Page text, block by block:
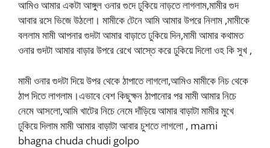
আমিও আমার একটা আঙ্গুল ওনার গুদে ঢুকিয়ে নাড়তে লাগলাম,মামীর গুদ
আবার রসে ভিজে উঠলো। মামীকে টেনে আমি আমার উপরে নিলাম ,মামীকে
বললাম মামী আপনার গুদটা আমার বাড়াতে ঢুকিয়ে দিন,মামী আমার কথামত
ওনার গুদটা আমার বাড়ার উপরে রেখে আস্তে করে ঢুকিয়ে দিলো ওহ কি সুখ ,
মামী ওনার গুদটা দিয়ে উপর থেকে ঠাপাতে লাগলো,আমিও মামীকে নিচ থেকে
ঠাপ দিতে লাগলাম।এভাবে বেশ কিছুক্ষন ঠাপানোর পর মামী আমার নিচে
নেমে আসলো,আমি খাটের নিচে নেমে দাঁড়িয়ে আমার বাড়াটা মামীর মুখে
ঢুকিয়ে দিলাম মামী আমার বাড়াটা আবার চুশতে লাগলো , mami
bhagna chuda chudi golpo